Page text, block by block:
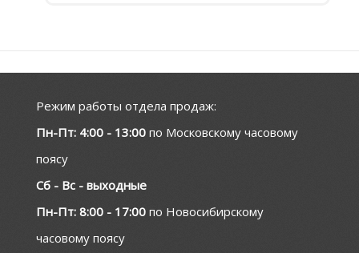
Режим работы отдела продаж:
Пн-Пт: 4:00 - 13:00 по Московскому часовому
поясу
Сб - Вс - выходные
Пн-Пт: 8:00 - 17:00 по Новосибирскому
часовому поясу